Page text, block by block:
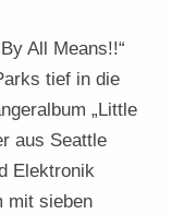
All Means!!“
tief in die
„Little
aus Seattle
Elektronik
mit sieben